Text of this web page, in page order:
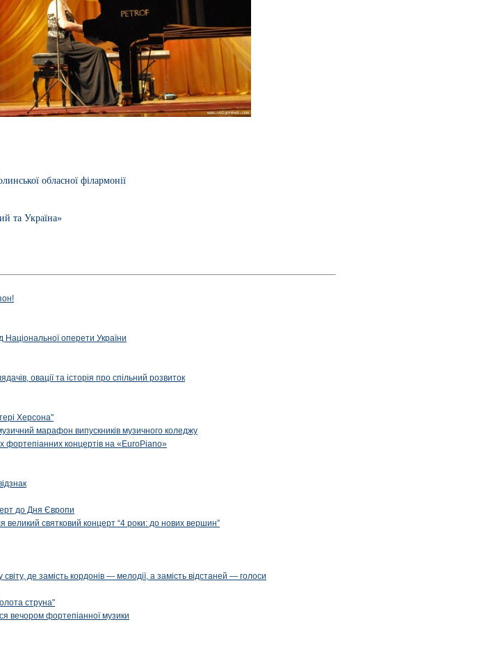
обласної філармонії
та Україна»
оперети України
овації та історія про спільний розвиток
Херсона"
марафон випускників музичного коледжу
фортепіанних концертів на «EuroPiano»
до Дня Європи
великий святковий концерт “4 роки: до нових вершин”
де замість кордонів — мелодії, а замість відстаней — голоси
струна"
вечором фортепіанної музики